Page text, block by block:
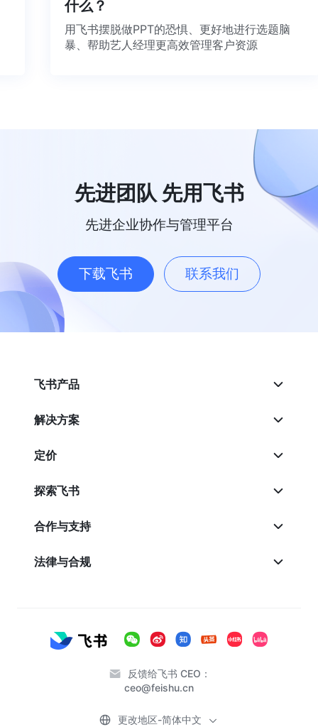
什么？
用飞书摆脱做PPT的恐惧、更好地进行选题脑
暴、帮助艺人经理更高效管理客户资源
先进团队 先用飞书
先进企业协作与管理平台
下载飞书 联系我们
飞书产品
解决方案
定价
探索飞书
合作与支持
法律与合规
反馈给飞书 CEO：
ceo@feishu.cn
更改地区-简体中文